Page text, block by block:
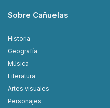
Sobre Cañuelas
Historia
Geografía
Música
Literatura
Artes visuales
Personajes